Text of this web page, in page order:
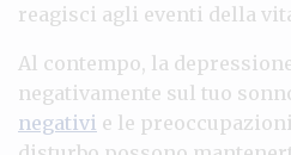
reagisci agli eventi della
Al contempo, la
negativamente sul tuo
negativi e le